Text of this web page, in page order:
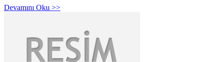
Devamını Oku >>